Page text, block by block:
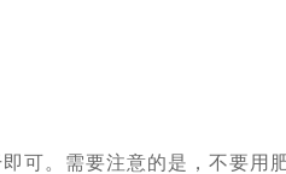
可。需要注意的是，不要用